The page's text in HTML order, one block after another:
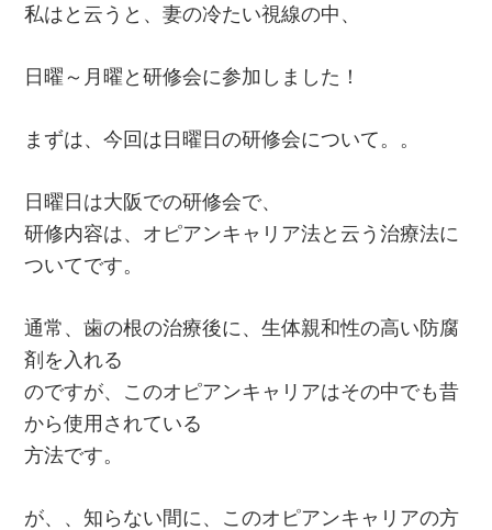
私はと云うと、妻の冷たい視線の中、
日曜～月曜と研修会に参加しました！
まずは、今回は日曜日の研修会について。。
日曜日は大阪での研修会で、
研修内容は、オピアンキャリア法と云う治療法に
ついてです。
通常、歯の根の治療後に、生体親和性の高い防腐
剤を入れる
のですが、このオピアンキャリアはその中でも昔
から使用されている
方法です。
が、、知らない間に、このオピアンキャリアの方